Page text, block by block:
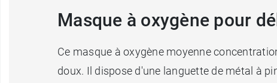
Masque à oxygène pour
Ce masque à oxygène moyenne
doux. Il dispose d'une languette de métal à